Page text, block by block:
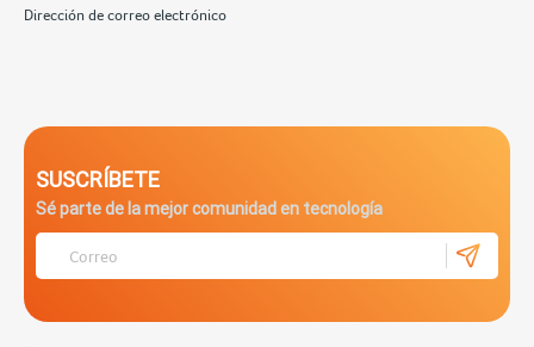
Dirección de correo electrónico
SUSCRÍBETE
Sé parte de la mejor comunidad en tecnología